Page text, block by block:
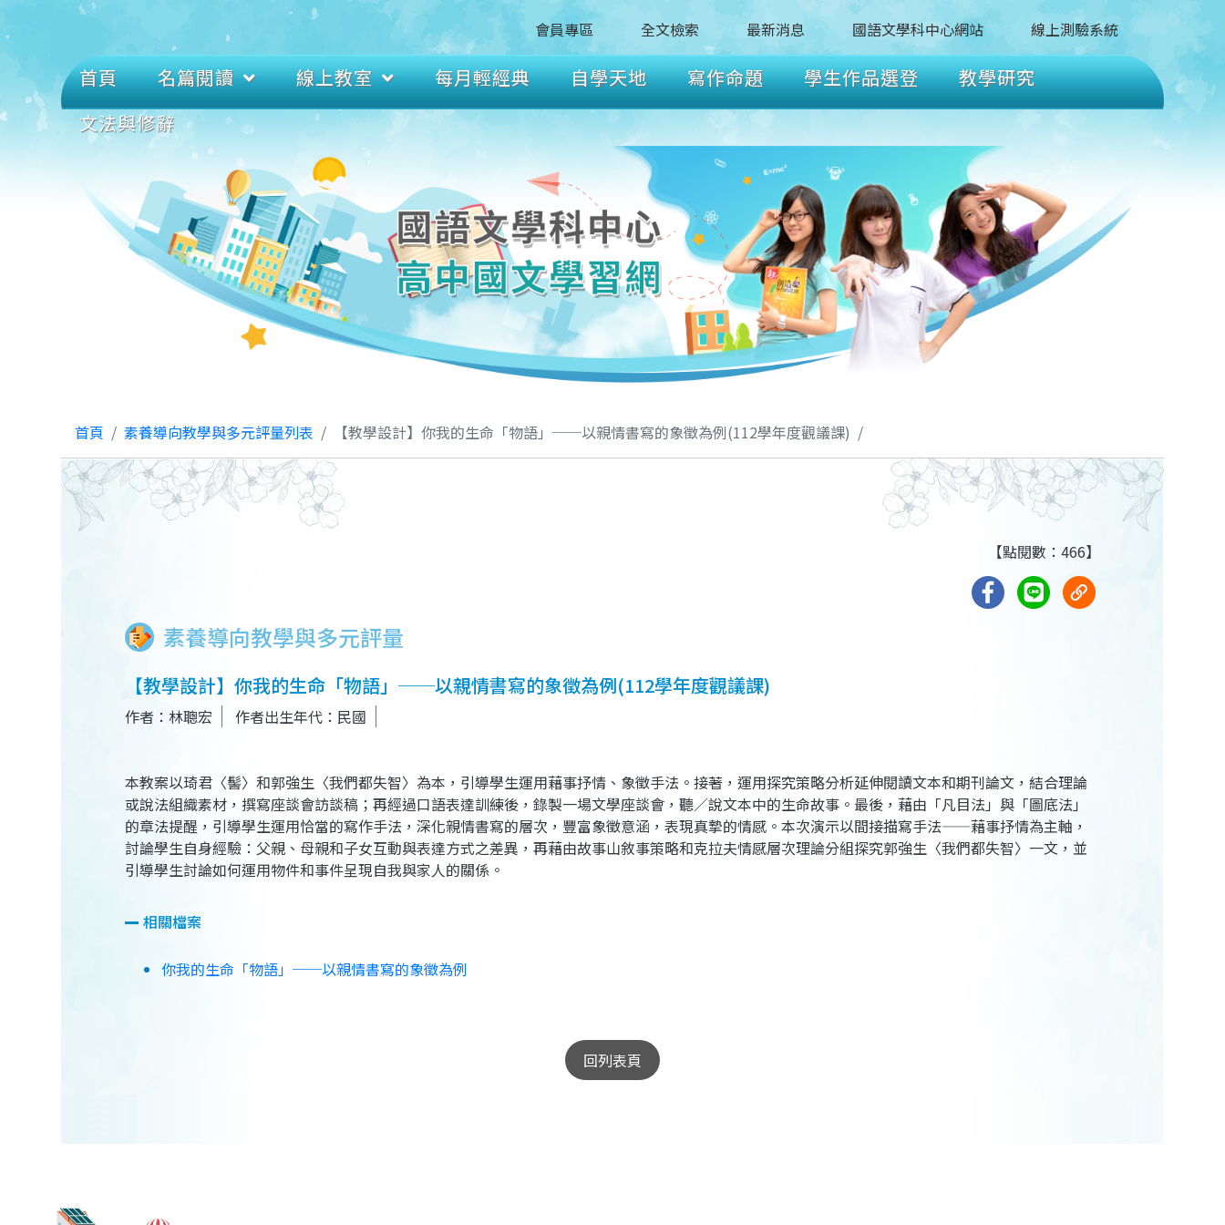
會員專區 全文檢索 最新消息 國語文學科中心網站 線上測驗系統
首頁 名篇閱讀 線上教室 每月輕經典 自學天地 寫作命題 學生作品選登
教學研究
文法與修辭
首頁 素養導向教學與多元評量列表 【教學設計】你我的生命「物語」──以親情書寫的象徵為例(112學年度觀議課)
【點閱數：466】
素養導向教學與多元評量
【教學設計】你我的生命「物語」──以親情書寫的象徵為例(112學年度觀議課)
作者：林聰宏 作者出生年代：民國
本教案以琦君〈髻〉和郭強生〈我們都失智〉為本，引導學生運用藉事抒情、象徵手法。接著，運用探究策略分析延伸閱讀文本和期刊論文，結合理論
或說法組織素材，撰寫座談會訪談稿；再經過口語表達訓練後，錄製一場文學座談會，聽／說文本中的生命故事。最後，藉由「凡目法」與「圖底法」
的章法提醒，引導學生運用恰當的寫作手法，深化親情書寫的層次，豐富象徵意涵，表現真摯的情感。本次演示以間接描寫手法——藉事抒情為主軸，
討論學生自身經驗：父親、母親和子女互動與表達方式之差異，再藉由故事山敘事策略和克拉夫情感層次理論分組探究郭強生〈我們都失智〉一文，並
引導學生討論如何運用物件和事件呈現自我與家人的關係。
相關檔案
你我的生命「物語」──以親情書寫的象徵為例
回列表頁